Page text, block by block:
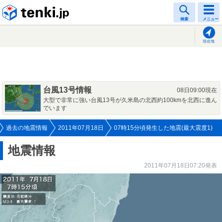
検索 メニュー
現在地
台風13号情報
08日09:00現在
大型で非常に強い台風13号が久米島の北西約100kmを北西に進ん
でいます
過去の地震情報 2011年07月18日 07時15分頃発生した地震(最大震度1)
地震情報
2011年07月18日07:20発表